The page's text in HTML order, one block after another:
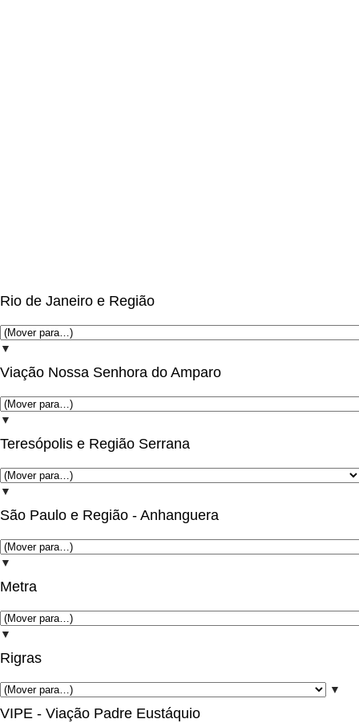
Rio de Janeiro e Região
▼
Viação Nossa Senhora do Amparo
▼
Teresópolis e Região Serrana
▼
São Paulo e Região - Anhanguera
▼
Metra
▼
Rigras
▼
VIPE - Viação Padre Eustáquio